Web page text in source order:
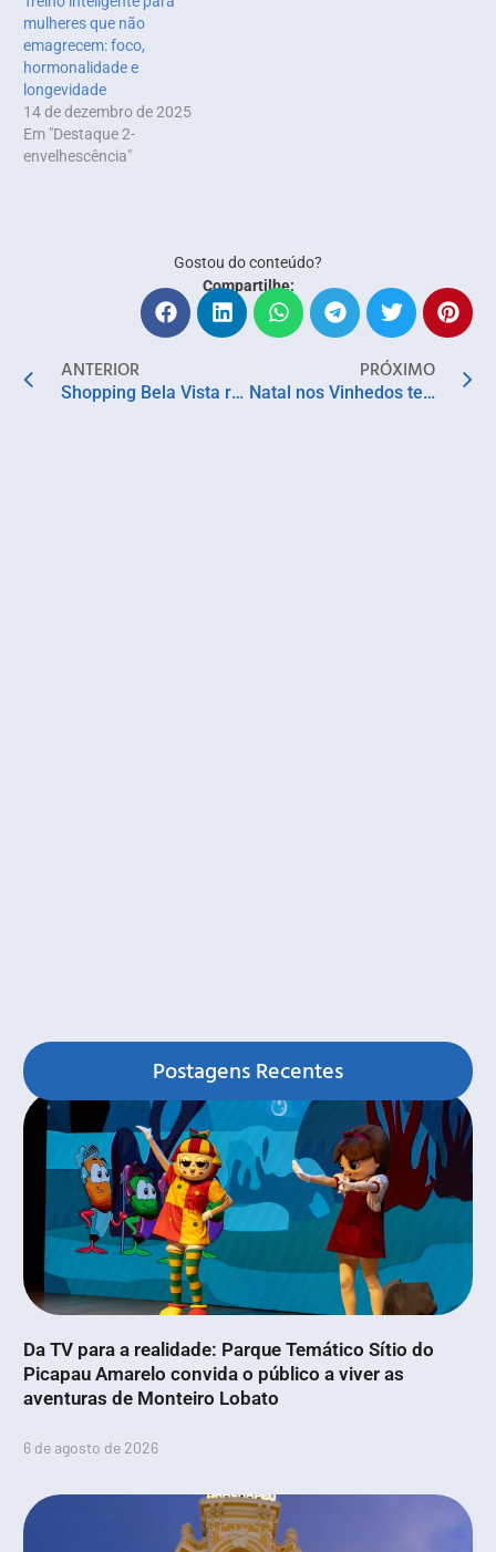
mulheres que não
emagrecem: foco,
hormonalidade e
longevidade
14 de dezembro de 2025
Em "Destaque 2-
envelhescência"
Gostou do conteúdo?
Compartilhe:
ANTERIOR
Shopping Bela Vista realiza programação especial para celebrar a Consciência Negra
PRÓXIMO
Natal nos Vinhedos tem atrações artísticas e opções enogastronômicas
Postagens Recentes
Da TV para a realidade: Parque Temático Sítio do
Picapau Amarelo convida o público a viver as
aventuras de Monteiro Lobato
6 de agosto de 2026